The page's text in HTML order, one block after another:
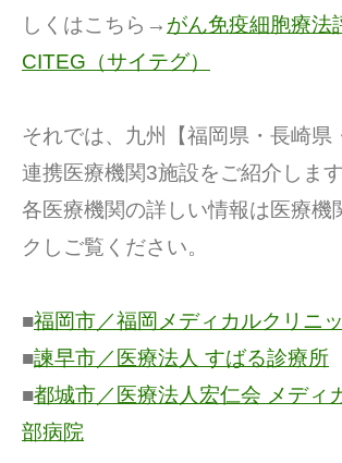
しくはこちら→ がん免疫細胞療法
CITEG（サイテグ）
それでは、九州【福岡県・長崎県
連携医療機関3施設をご紹介します
各医療機関の詳しい情報は医療機
クしご覧ください。
■福岡市／福岡メディカルクリニ
■諫早市／医療法人 すばる診療所
■都城市／医療法人宏仁会 メディ
部病院